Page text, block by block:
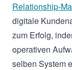
Relationship-
digitale
zum Erfolg,
operativen
selben System